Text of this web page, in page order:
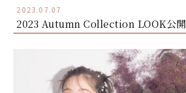
HOME
NEWS
2023.07.07
2023 Autumn Collection LOOK公開